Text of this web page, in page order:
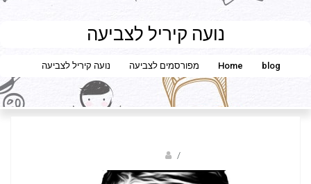
נועה קיריל לצביעה
Home blog מפורסמים לצביעה נועה קיריל לצביעה
/